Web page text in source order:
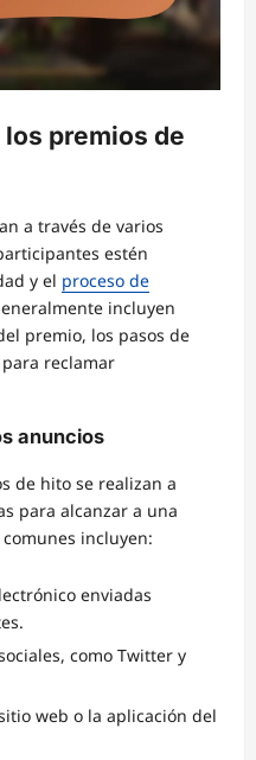
premios de
a través de varios
estén
y el proceso de
incluyen
premio, los pasos de
reclamar
anuncios
de hito se realizan a
para alcanzar a una
incluyen:
enviadas
como Twitter y
web o la aplicación del